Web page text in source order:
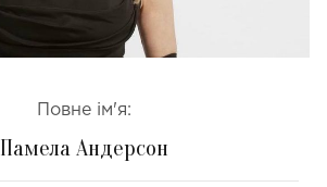
Повне ім'я:
Памела Андерсон